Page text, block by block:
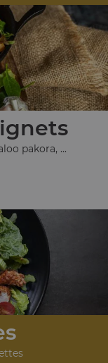
pakora, ...